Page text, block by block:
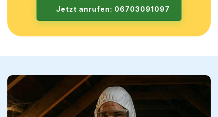
Jetzt anrufen: 06703091097